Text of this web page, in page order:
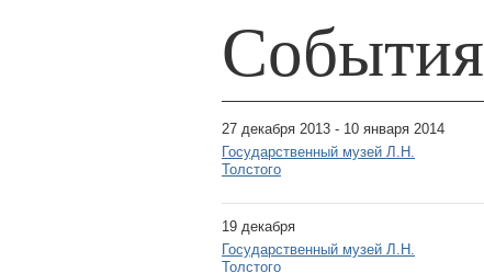
События
27 декабря 2013 - 10 января 2014
Государственный музей Л.Н.
Толстого
19 декабря
Государственный музей Л.Н.
Толстого